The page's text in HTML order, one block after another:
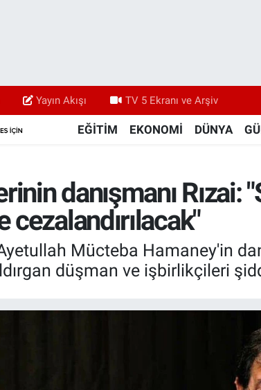
Yayın Akışı TV 5 Ekranı ve Arşiv
EĞİTİM EKONOMİ DÜNYA
danışmanı
cezalandırılacak"
Mücteba Hamaney'in
düşman ve işbirlikçileri